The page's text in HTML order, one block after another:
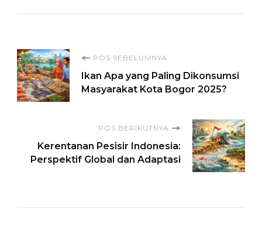
Navigasi
Artikel
POS SEBELUMNYA
Ikan Apa yang Paling Dikonsumsi
Masyarakat Kota Bogor 2025?
POS BERIKUTNYA
Kerentanan Pesisir Indonesia:
Perspektif Global dan Adaptasi